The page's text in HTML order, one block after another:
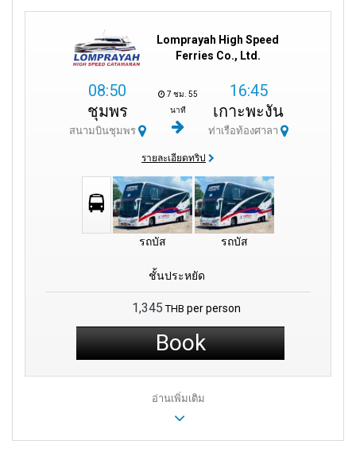
Lomprayah High Speed
Ferries Co., Ltd.
08:50
ชุมพร
สนามบินชุมพร
7 ชม. 55
นาที
16:45
เกาะพะงัน
ท่าเรือท้องศาลา
รายละเอียดทริป
รถบัส รถบัส
ชั้นประหยัด
1,345 THB per person
Book
อ่านเพิ่มเติม